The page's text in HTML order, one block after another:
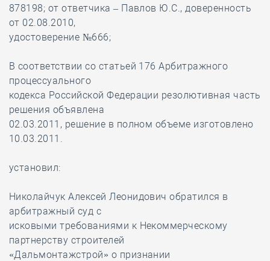
878198; от ответчика – Павлов Ю.С., доверенность
от 02.08.2010,
удостоверение №666;
В соответствии со статьей 176 Арбитражного
процессуального
кодекса Российской Федерации резолютивная часть
решения объявлена
02.03.2011, решение в полном объеме изготовлено
10.03.2011.
установил:
Николайчук Алексей Леонидович обратился в
арбитражный суд с
исковыми требованиями к Некоммерческому
партнерству строителей
«Дальмонтажстрой» о признании